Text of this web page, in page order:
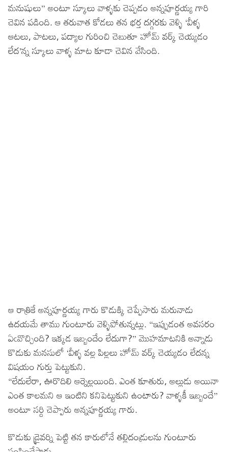
మనుషులు” అంటూ స్కూలు వాళ్ళకు చెప్పడం అన్నపూర్ణయ్య గారి
చెవిన పడింది. ఆ తరువాత కోడలు తన భర్త దగ్గరకు వెళ్ళి ‘వీళ్ళ
ఆటలు, పాటలు, పద్యాల గురించి చెబుతూ హోమ్ వర్క్ చెయ్యడం
లేద’న్న స్కూలు వాళ్ళ మాట కూడా చెవిన వేసింది.
ఆ రాత్రికే అన్నపూర్ణయ్య గారు కొడుక్కి చెప్పేసారు మరునాడు
ఉదయమే తాము గుంటూరు వెళ్ళిపోతున్నట్లు. “ఇప్పుడంత అవసరం
ఏఁవొచ్చింది? ఇక్కడ ఇబ్బందేం లేదుగా?” మొహమాటనికి అన్నాడు
కొడుకు మనసులో ‘వీళ్ళ వల్ల పిల్లలు హోమ్ వర్క్ చెయ్యడం లేదన్న
విషయం గుర్తు పెట్టుకుని.
“లేదులేరా, ఊరొదిలి ఆర్నెల్లయింది. ఎంత కూతురు, అల్లుడు అయినా
ఎంత కాలమని ఆ ఇంటిని కనిపెట్టుకుని ఉంటారు? వాళ్ళకీ ఇబ్బందే”
అంటూ సర్ది చెప్పారు అన్నపూర్ణయ్య గారు.
కొడుకు డ్రైవర్ని పెట్టి తన కారులోనే తల్లిదండ్రులను గుంటూరు